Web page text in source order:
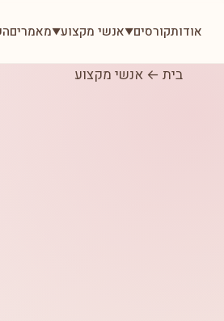
אודותקורסים▼אנשי מקצוע▼מאמרים
בית ← אנשי מקצוע